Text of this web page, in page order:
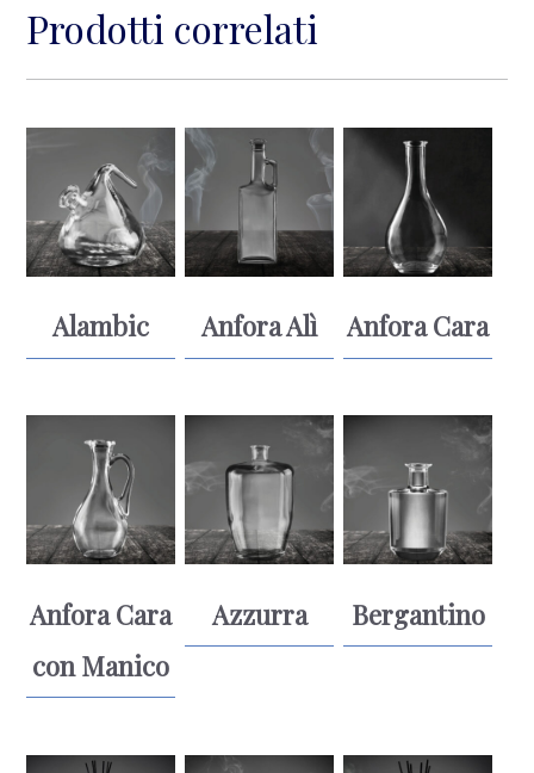
Prodotti correlati
Alambic Anfora Alì Anfora Cara
Anfora Cara
con Manico
Azzurra Bergantino